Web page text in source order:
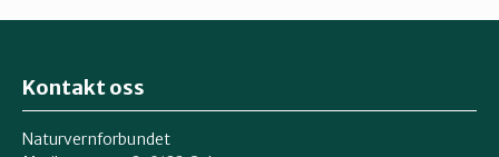
Kontakt oss
Naturvernforbundet